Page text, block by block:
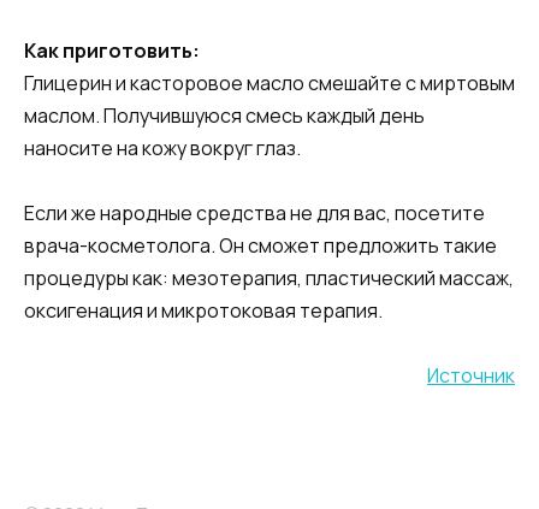
Как приготовить:
Глицерин и касторовое масло смешайте с миртовым
маслом. Получившуюся смесь каждый день
наносите на кожу вокруг глаз.
Если же народные средства не для вас, посетите
врача-косметолога. Он сможет предложить такие
процедуры как: мезотерапия, пластический массаж,
оксигенация и микротоковая терапия.
Источник